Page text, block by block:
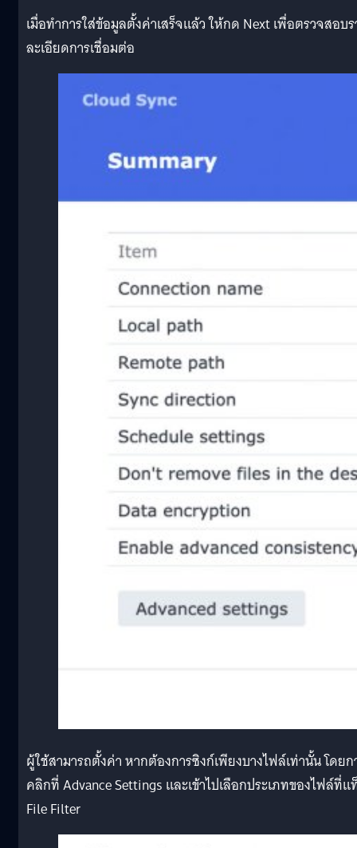
เมื่อทำการใส่ข้อมูลตั้งค่าเสร็จแล้ว ให้กด Next เพื่อตรวจสอบ
ละเอียดการเชื่อมต่อ
ผู้ใช้สามารถตั้งค่า หากต้องการซิงก์เพียงบางไฟล์เท่านั้น โดยก
คลิกที่ Advance Settings และเข้าไปเลือกประเภทของไฟล์ที่
File Filter